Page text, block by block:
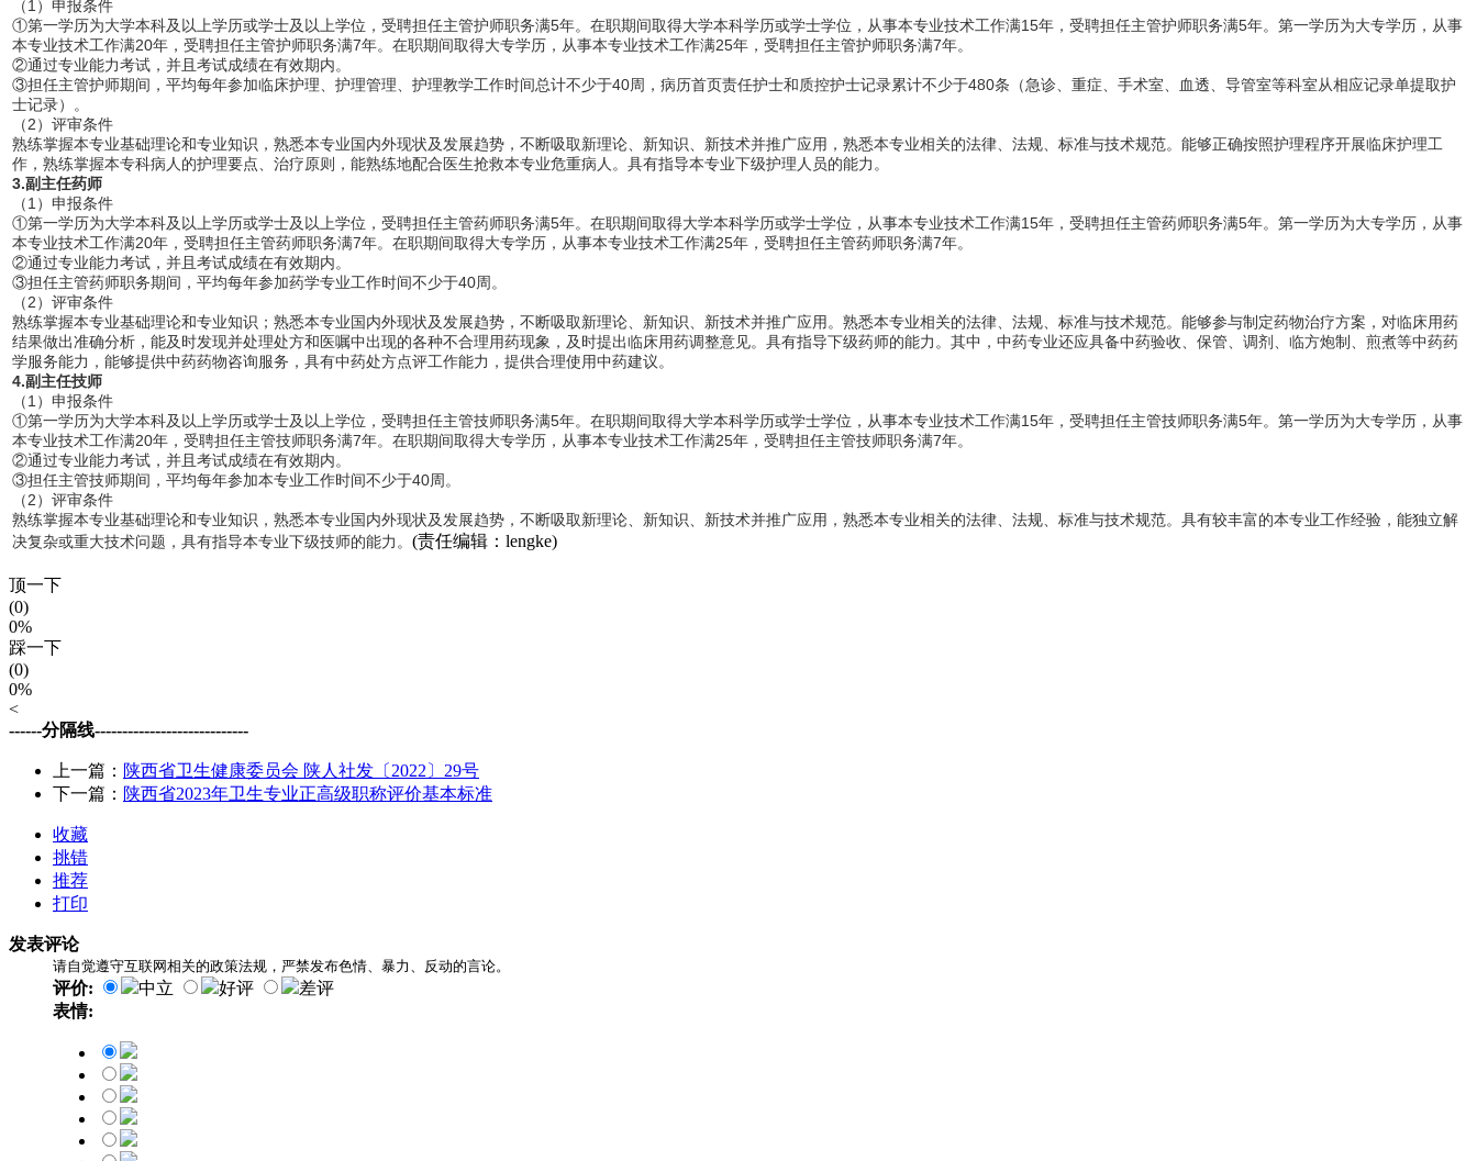
（1）申报条件
①第一学历为大学本科及以上学历或学士及以上学位，受聘担任主管护师职务满5年。在职期间取得大学本科学历或学士学位，从事本专业技术工作满15年，受聘担任主管护师职务满5年。第一学历为大专学历，从事
本专业技术工作满20年，受聘担任主管护师职务满7年。在职期间取得大专学历，从事本专业技术工作满25年，受聘担任主管护师职务满7年。
②通过专业能力考试，并且考试成绩在有效期内。
③担任主管护师期间，平均每年参加临床护理、护理管理、护理教学工作时间总计不少于40周，病历首页责任护士和质控护士记录累计不少于480条（急诊、重症、手术室、血透、导管室等科室从相应记录单提取护
士记录）。
（2）评审条件
熟练掌握本专业基础理论和专业知识，熟悉本专业国内外现状及发展趋势，不断吸取新理论、新知识、新技术并推广应用，熟悉本专业相关的法律、法规、标准与技术规范。能够正确按照护理程序开展临床护理工
作，熟练掌握本专科病人的护理要点、治疗原则，能熟练地配合医生抢救本专业危重病人。具有指导本专业下级护理人员的能力。
3.副主任药师
（1）申报条件
①第一学历为大学本科及以上学历或学士及以上学位，受聘担任主管药师职务满5年。在职期间取得大学本科学历或学士学位，从事本专业技术工作满15年，受聘担任主管药师职务满5年。第一学历为大专学历，从事
本专业技术工作满20年，受聘担任主管药师职务满7年。在职期间取得大专学历，从事本专业技术工作满25年，受聘担任主管药师职务满7年。
②通过专业能力考试，并且考试成绩在有效期内。
③担任主管药师职务期间，平均每年参加药学专业工作时间不少于40周。
（2）评审条件
熟练掌握本专业基础理论和专业知识；熟悉本专业国内外现状及发展趋势，不断吸取新理论、新知识、新技术并推广应用。熟悉本专业相关的法律、法规、标准与技术规范。能够参与制定药物治疗方案，对临床用药
结果做出准确分析，能及时发现并处理处方和医嘱中出现的各种不合理用药现象，及时提出临床用药调整意见。具有指导下级药师的能力。其中，中药专业还应具备中药验收、保管、调剂、临方炮制、煎煮等中药药
学服务能力，能够提供中药药物咨询服务，具有中药处方点评工作能力，提供合理使用中药建议。
4.副主任技师
（1）申报条件
①第一学历为大学本科及以上学历或学士及以上学位，受聘担任主管技师职务满5年。在职期间取得大学本科学历或学士学位，从事本专业技术工作满15年，受聘担任主管技师职务满5年。第一学历为大专学历，从事
本专业技术工作满20年，受聘担任主管技师职务满7年。在职期间取得大专学历，从事本专业技术工作满25年，受聘担任主管技师职务满7年。
②通过专业能力考试，并且考试成绩在有效期内。
③担任主管技师期间，平均每年参加本专业工作时间不少于40周。
（2）评审条件
熟练掌握本专业基础理论和专业知识，熟悉本专业国内外现状及发展趋势，不断吸取新理论、新知识、新技术并推广应用，熟悉本专业相关的法律、法规、标准与技术规范。具有较丰富的本专业工作经验，能独立解
决复杂或重大技术问题，具有指导本专业下级技师的能力。 (责任编辑：lengke)
顶一下
(0)
0%
踩一下
(0)
0%
<
------分隔线----------------------------
上一篇： 陕西省卫生健康委员会 陕人社发〔2022〕29号
下一篇： 陕西省2023年卫生专业正高级职称评价基本标准
收藏
挑错
推荐
打印
发表评论
请自觉遵守互联网相关的政策法规，严禁发布色情、暴力、反动的言论。
评价: 中立 好评
差评
表情: